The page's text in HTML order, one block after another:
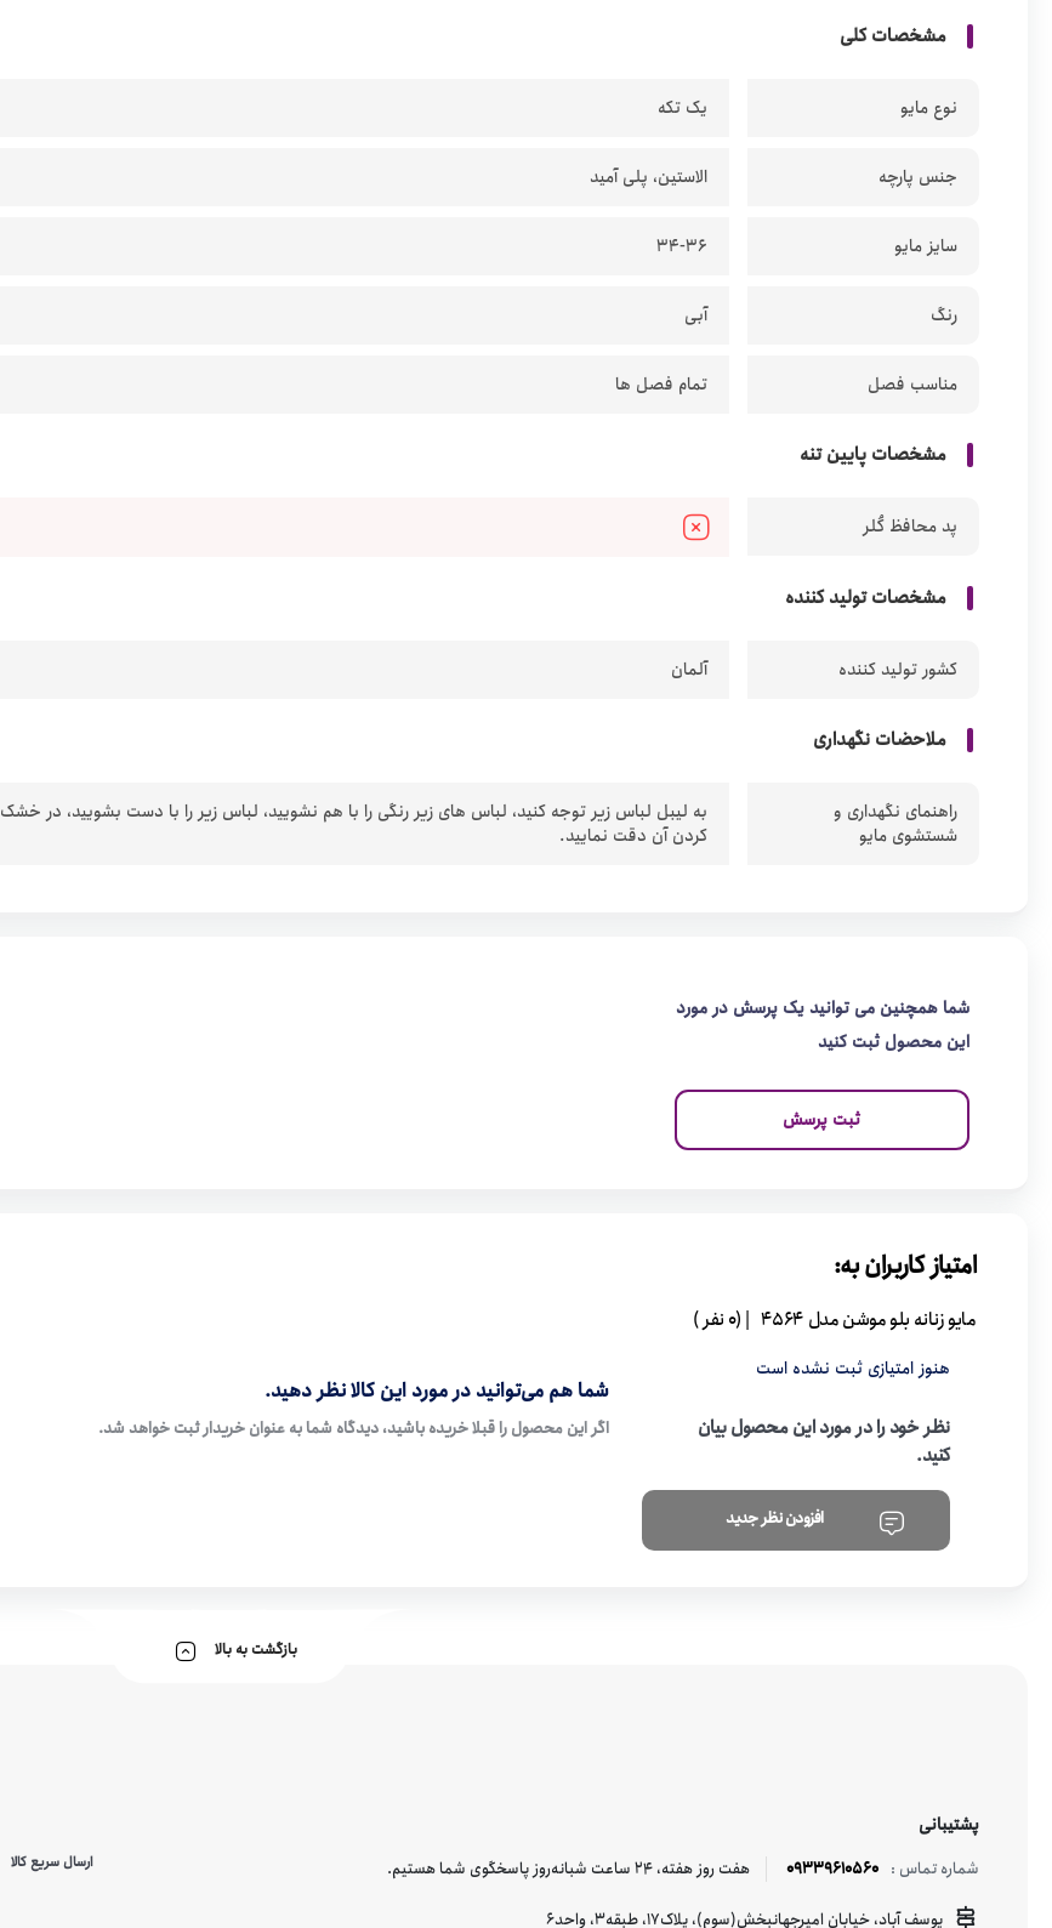
مشخصات کلی
نوع مایو یک تکه
جنس پارچه الاستین، پلی آمید
سایز مایو 34-36
رنگ آبی
مناسب فصل تمام فصل ها
مشخصات پایین تنه
پد محافظ کُلر
مشخصات تولید کننده
کشور تولید کننده آلمان
ملاحضات نگهداری
راهنمای نگهداری و
شستشوی مایو
به لیبل لباس زیر توجه کنید، لباس های زیر رنگی را با هم نشویید، لباس زیر را با دست بشویید، در خشک
کردن آن دقت نمایید.
شما همچنین می توانید یک پرسش در مورد
این محصول ثبت کنید
ثبت پرسش
امتیاز کاربران به:
مایو زنانه بلو موشن مدل 4564 | (0 نفر )
هنوز امتیازی ثبت نشده است
نظر خود را در مورد این محصول بیان
کنید.
افزودن نظر جدید
شما هم می‌توانید در مورد این کالا نظر دهید.
اگر این محصول را قبلا خریده باشید، دیدگاه شما به عنوان خریدار ثبت خواهد شد.
بازگشت به بالا
پشتیبانی
شماره تماس : 09339610560
هفت روز هفته، ۲۴ ساعت شبانه‌روز پاسخگوی شما هستیم.
یوسف آباد، خیابان امیرجهانبخش(سوم)، پلاک17، طبقه3، واحد6
ارسال سریع کالا